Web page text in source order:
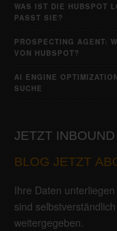
WAS IST DIE HUBSPOT
PASST SIE?
PROSPECTING AGENT:
VON HUBSPOT?
AI ENGINE
SUCHE
JETZT
BLOG JETZT
Ihre Daten
sind
weitergegeben.